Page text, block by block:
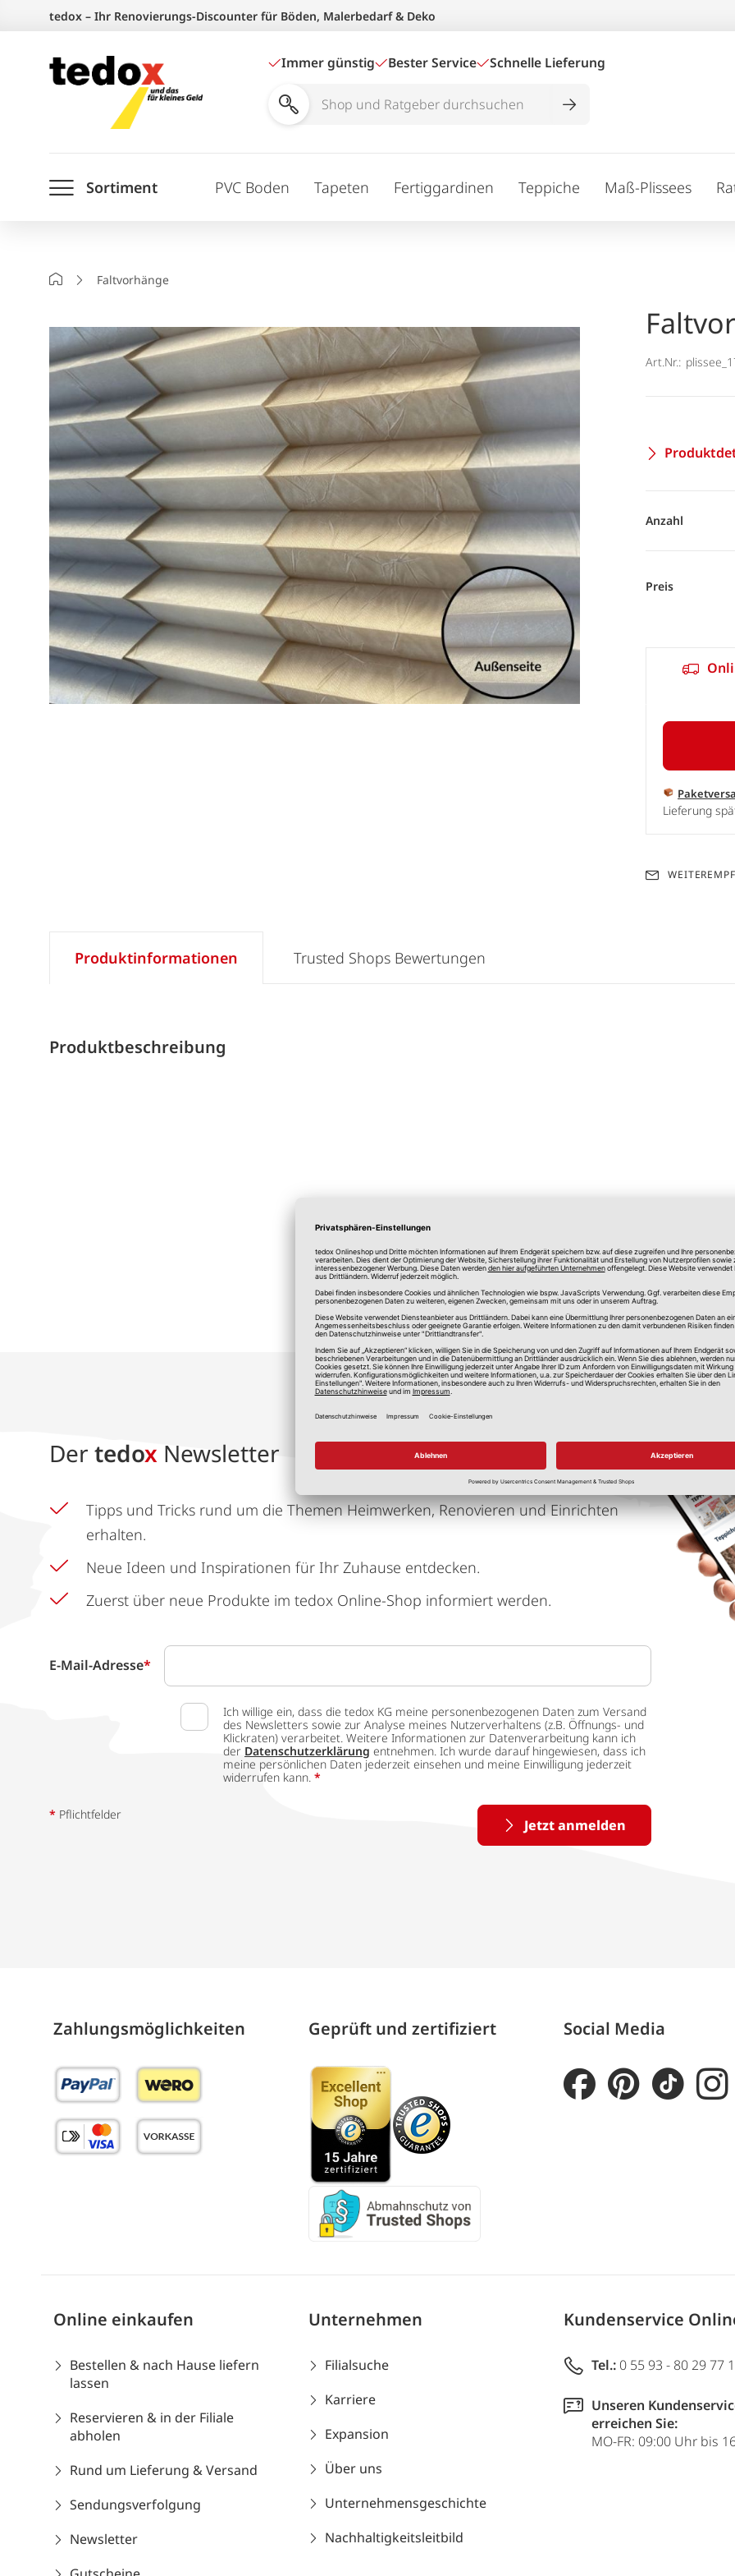
springen
tedox – Ihr Renovierungs-Discounter für Böden, Malerbedarf & Deko
Immer günstig Bester Service Schnelle Lieferung
Shop
durchsuchen
Sortiment PVC Boden Tapeten Fertiggardinen Teppiche Maß-Plissees
StartseiteFaltvorhänge
Art.Nr.:
Anzahl
Preis
Lieferung
Produktinformationen
Produktbeschreibung
Trusted Shops Bewertungen
*Alle Preise in Euro, inkl. gesetzlicher Mehrwertsteuer, zzgl.
Der tedox Newsletter
Tipps und Tricks rund um die Themen Heimwerken, Renovieren und Einrichten
erhalten.
Neue Ideen und Inspirationen für Ihr Zuhause entdecken.
Zuerst über neue Produkte im tedox Online-Shop informiert werden.
E-Mail-Adresse*
Ich willige ein, dass die tedox KG meine personenbezogenen Daten zum Versand
des Newsletters sowie zur Analyse meines Nutzerverhaltens (z.B. Öffnungs- und
Klickraten) verarbeitet. Weitere Informationen zur Datenverarbeitung kann ich
der Datenschutzerklärung entnehmen. Ich wurde darauf hingewiesen, dass ich
meine persönlichen Daten jederzeit einsehen und meine Einwilligung jederzeit
widerrufen kann. *
Jetzt anmelden
* Pflichtfelder
Zahlungs­möglich­keiten Geprüft und zertifiziert Social Media
Online einkaufen
Bestellen & nach Hause liefern
lassen
Reservieren & in der Filiale
abholen
Rund um Lieferung & Versand
Sendungsverfolgung
Newsletter
Unternehmen
Filialsuche
Karriere
Expansion
Über uns
Unternehmensgeschichte
Nachhaltigkeitsleitbild
Kundenservice
Tel.: 0 55 93 - 80 29 77
Unseren
erreichen Sie:
MO-FR: 09:00 Uhr bis